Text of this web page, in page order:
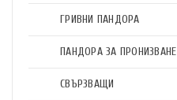
ГРИВНИ ПАНДОРА
ПАНДОРА ЗА ПРОНИЗВАНЕ
СВЪРЗВАЩИ